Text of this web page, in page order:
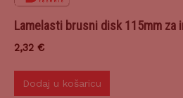
Lamelasti brusni disk 115mm za
2,32 €
Dodaj u košaricu